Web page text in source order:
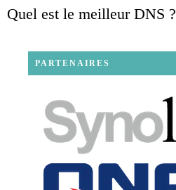
Quel est le meilleur DNS ?
PARTENAIRES